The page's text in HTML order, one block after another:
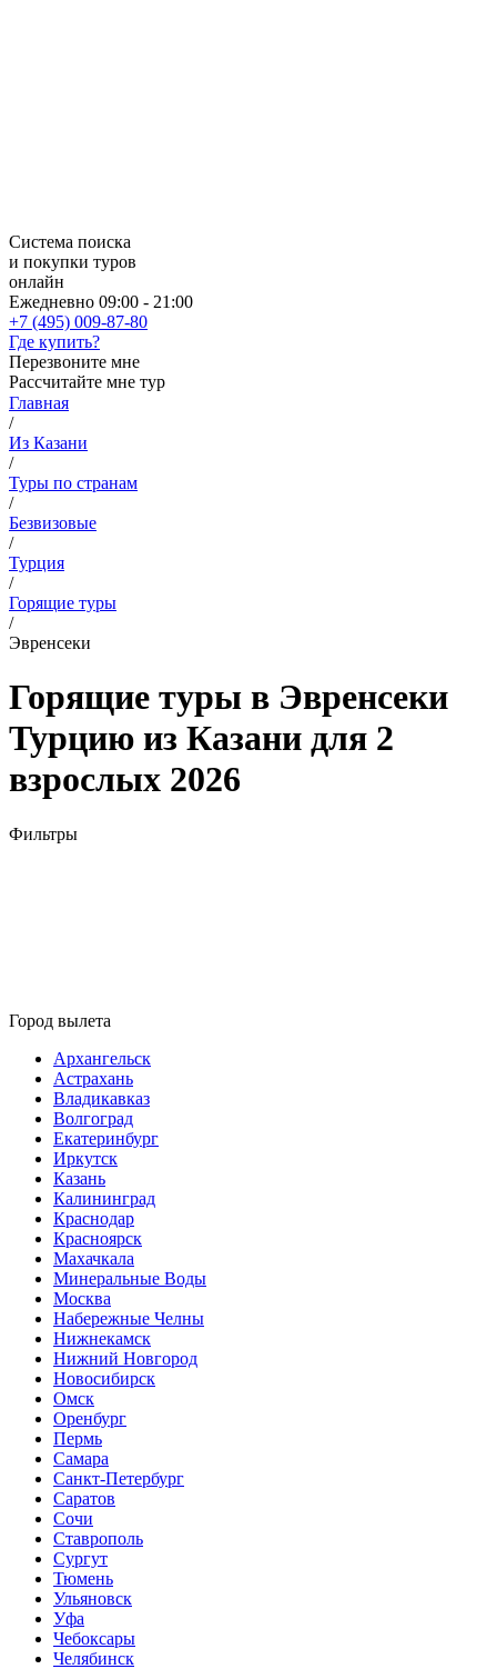
Система поиска
и покупки туров
онлайн
Ежедневно 09:00 - 21:00
+7 (495) 009-87-80
Где купить?
Перезвоните мне
Рассчитайте мне тур
Главная
/
Из Казани
/
Туры по странам
/
Безвизовые
/
Турция
/
Горящие туры
/
Эвренсеки
Горящие туры в Эвренсеки
Турцию из Казани для 2
взрослых 2026
Фильтры
Город вылета
Архангельск
Астрахань
Владикавказ
Волгоград
Екатеринбург
Иркутск
Казань
Калининград
Краснодар
Красноярск
Махачкала
Минеральные Воды
Москва
Набережные Челны
Нижнекамск
Нижний Новгород
Новосибирск
Омск
Оренбург
Пермь
Самара
Санкт-Петербург
Саратов
Сочи
Ставрополь
Сургут
Тюмень
Ульяновск
Уфа
Чебоксары
Челябинск